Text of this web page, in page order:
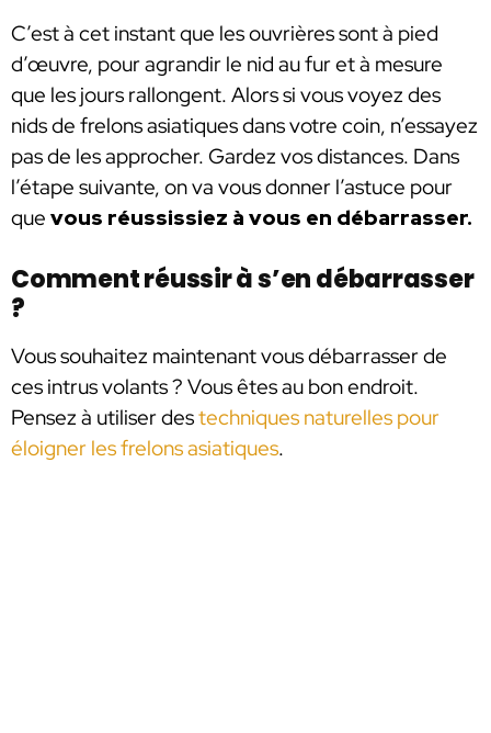
C’est à cet instant que les ouvrières sont à pied
d’œuvre, pour agrandir le nid au fur et à mesure
que les jours rallongent. Alors si vous voyez des
nids de frelons asiatiques dans votre coin, n’essayez
pas de les approcher. Gardez vos distances. Dans
l’étape suivante, on va vous donner l’astuce pour
que vous réussissiez à vous en débarrasser.
Comment réussir à s’en débarrasser
?
Vous souhaitez maintenant vous débarrasser de
ces intrus volants ? Vous êtes au bon endroit.
Pensez à utiliser destechniques naturelles pour
éloigner les frelons asiatiques.